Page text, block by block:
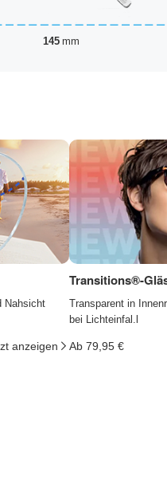
145 mm
Nahsicht
anzeigen
Transitions®-
Transparent in
bei Lichteinfal.l
Ab 79,95 €